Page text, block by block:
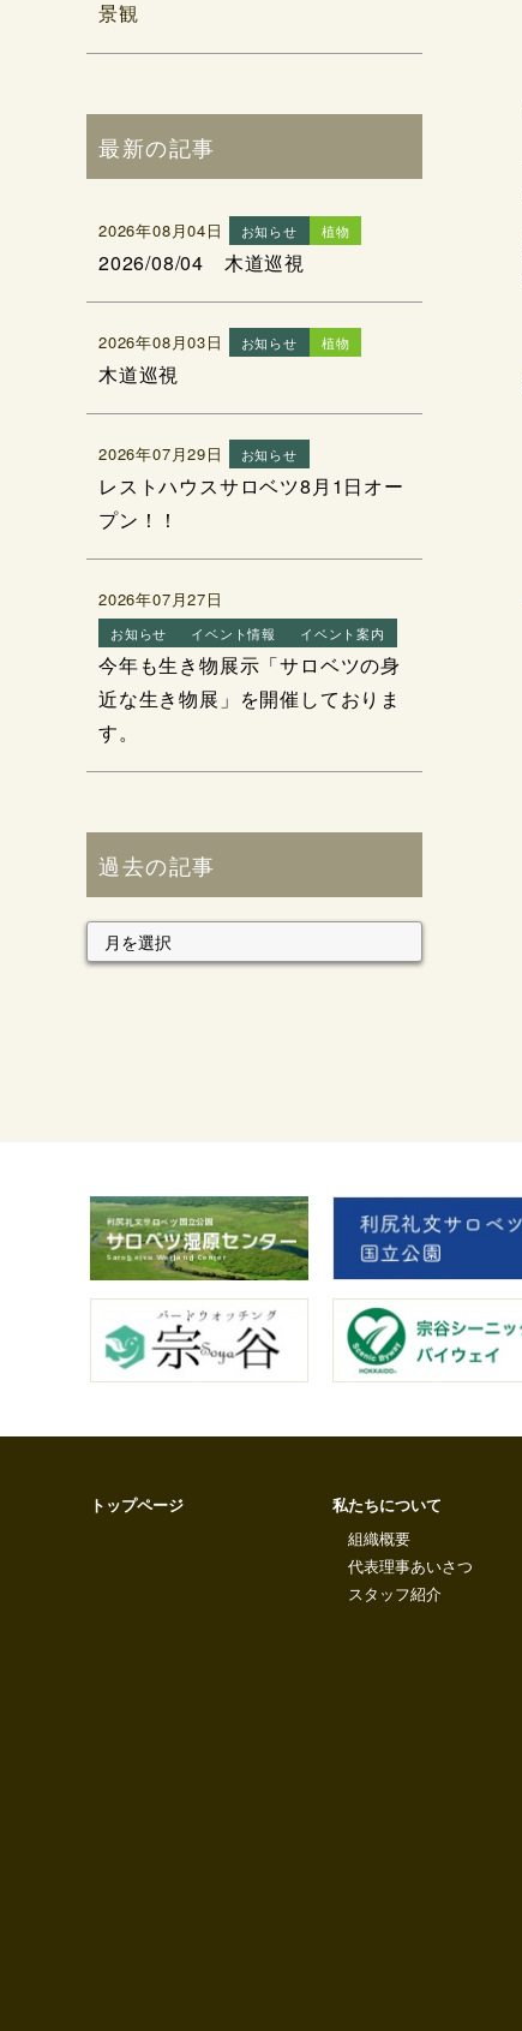
景観
最新の記事
2026年08月04日 お知らせ 植物
2026/08/04 木道巡視
2026年08月03日 お知らせ 植物
木道巡視
2026年07月29日 お知らせ
レストハウスサロベツ8月1日オー
プン！！
2026年07月27日
お知らせ イベント情報 イベント案内
今年も生き物展示「サロベツの身
近な生き物展」を開催しておりま
す。
過去の記事
トップページ
私たちについて
組織概要
代表理事あいさつ
スタッフ紹介